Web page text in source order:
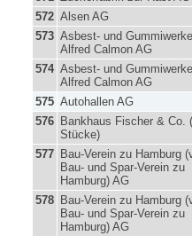
572 Alsen AG
573 Asbest- und Gummiwerke
Alfred Calmon AG
574 Asbest- und Gummiwerke
Alfred Calmon AG
575 Autohallen AG
576 Bankhaus Fischer & Co.
Stücke)
577 Bau-Verein zu Hamburg
Bau- und Spar-Verein zu
Hamburg) AG
578 Bau-Verein zu Hamburg
Bau- und Spar-Verein zu
Hamburg) AG